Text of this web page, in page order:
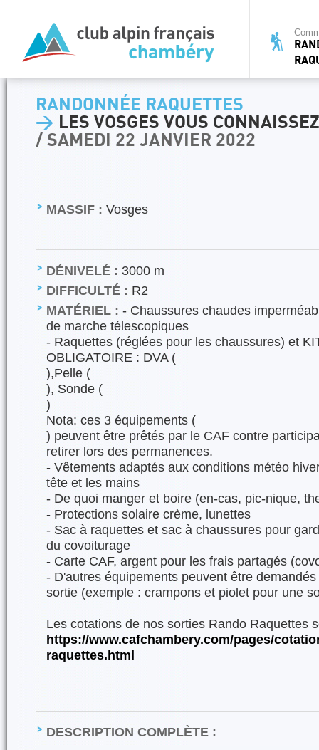
RANDONNÉE RAQUETTES
> LES VOSGES VOUS
/ SAMEDI 22 JANVIER 2022
MASSIF : Vosges
DÉNIVELÉ : 3000 m
DIFFICULTÉ : R2
MATÉRIEL : - Chaussures chaudes
de marche télescopiques
- Raquettes (réglées pour les chaussures) et
OBLIGATOIRE : DVA (
),Pelle (
), Sonde (
)
Nota: ces 3 équipements (
) peuvent être prêtés par le CAF contre
retirer lors des permanences.
- Vêtements adaptés aux conditions météo
tête et les mains
- De quoi manger et boire (en-cas, pic-nique,
- Protections solaire crème, lunettes
- Sac à raquettes et sac à chaussures pour
du covoiturage
- Carte CAF, argent pour les frais partagés
- D'autres équipements peuvent être
sortie (exemple : crampons et piolet pour une
Les cotations de nos sorties Rando Raquettes
https://www.cafchambery.com/pages/
raquettes.html
DESCRIPTION COMPLÈTE :